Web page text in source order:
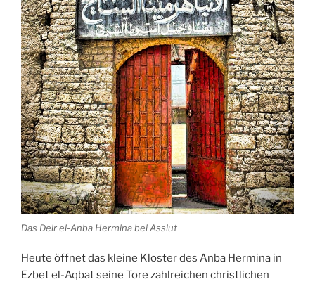
Das Deir el-Anba Hermina bei Assiut
Heute öffnet das kleine Klosterdes Anba Hermina in
Ezbet el-Aqbat seine Tore zahlreichen christlichen